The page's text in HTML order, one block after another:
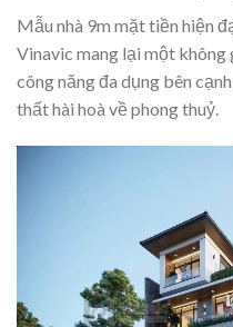
Mẫu nhà 9m mặt tiền hiện
Vinavic mang lại một không
công năng đa dụng bên
thất hài hoà về phong thuỷ.